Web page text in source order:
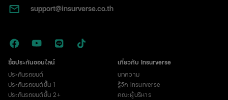
support@insurverse.co.th
ซื้อประกันออนไลน์
ประกันรถยนต์
ประกันรถยนต์ชั้น 1
ประกันรถยนต์ชั้น 2+
เกี่ยวกับ Insurverse
บทความ
รู้จัก Insurverse
คณะผู้บริหาร